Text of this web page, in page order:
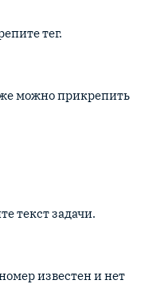
тег.
можно прикрепить
текст задачи.
известен и нет